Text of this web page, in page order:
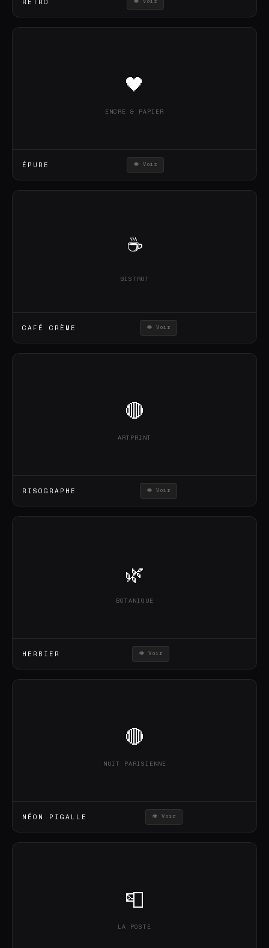
RÉTRO 👁 Voir
🖤
ENCRE & PAPIER
ÉPURE 👁 Voir
☕
BISTROT
CAFÉ CRÈME 👁 Voir
🔴
ARTPRINT
RISOGRAPHE 👁 Voir
🌿
BOTANIQUE
HERBIER 👁 Voir
🔴
NUIT PARISIENNE
NÉON PIGALLE 👁 Voir
📮
LA POSTE